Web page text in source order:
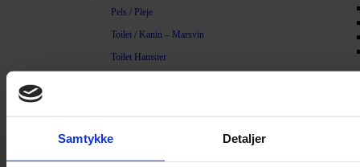
Samtykke Detaljer
Pels / Pleje
Toilet / Kanin – Marsvin
Toilet Hamster
Bure